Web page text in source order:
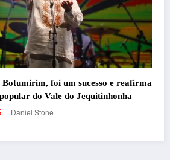
foi um sucesso e reafirma a
do Vale do Jequitinhonha
Stone